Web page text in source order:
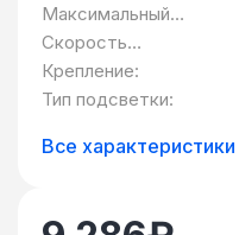
Максимальный
объем карты
памяти:
Скорость
электронного
затвора:
Крепление:
Тип подсветки:
Все характеристики